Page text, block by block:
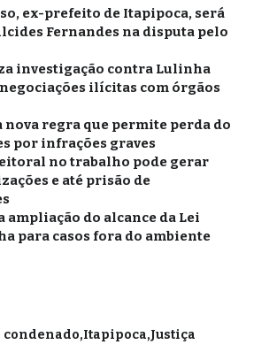
ex-prefeito de Itapipoca, será
Fernandes na disputa pelo
investigação contra Lulinha
ilícitas com órgãos
nova regra que permite perda do
por infrações graves
no trabalho pode gerar
e até prisão de
ampliação do alcance da Lei
para casos fora do ambiente
condenado Itapipoca Justiça